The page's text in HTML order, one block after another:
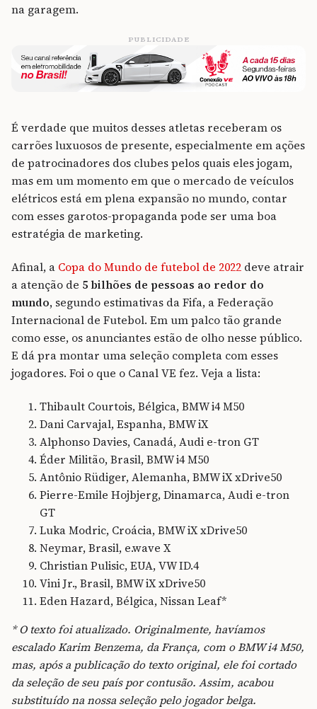
na garagem.
PUBLICIDADE
É verdade que muitos desses atletas receberam os
carrões luxuosos de presente, especialmente em ações
de patrocinadores dos clubes pelos quais eles jogam,
mas em um momento em que o mercado de veículos
elétricos está em plena expansão no mundo, contar
com esses garotos-propaganda pode ser uma boa
estratégia de marketing.
Afinal, a Copa do Mundo de futebol de 2022 deve atrair
a atenção de 5 bilhões de pessoas ao redor do
mundo, segundo estimativas da Fifa, a Federação
Internacional de Futebol. Em um palco tão grande
como esse, os anunciantes estão de olho nesse público.
E dá pra montar uma seleção completa com esses
jogadores. Foi o que o Canal VE fez. Veja a lista:
Thibault Courtois, Bélgica, BMW i4 M50
Dani Carvajal, Espanha, BMW iX
Alphonso Davies, Canadá, Audi e-tron GT
Éder Militão, Brasil, BMW i4 M50
Antônio Rüdiger, Alemanha, BMW iX xDrive50
Pierre-Emile Hojbjerg, Dinamarca, Audi e-tron
GT
Luka Modric, Croácia, BMW iX xDrive50
Neymar, Brasil, e.wave X
Christian Pulisic, EUA, VW ID.4
Vini Jr., Brasil, BMW iX xDrive50
Eden Hazard, Bélgica, Nissan Leaf*
* O texto foi atualizado. Originalmente, havíamos
escalado Karim Benzema, da França, com o BMW i4 M50,
mas, após a publicação do texto original, ele foi cortado
da seleção de seu país por contusão. Assim, acabou
substituído na nossa seleção pelo jogador belga.